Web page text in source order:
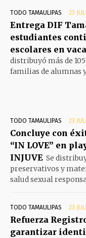
TODO TAMAULIPAS 23
Entrega DIF
estudiantes
escolares en
distribuyó más de
familias de alumnas
TODO TAMAULIPAS 23
Concluye con
“IN LOVE” en
INJUVE Se
preservativos y
salud sexual
TODO TAMAULIPAS 23
Refuerza
garantizar